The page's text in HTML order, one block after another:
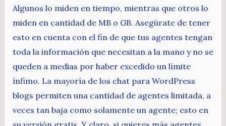
Algunos lo miden en tiempo, mientras que otros lo
miden en cantidad de MB o GB. Asegúrate de tener
esto en cuenta con el fin de que tus agentes tengan
toda la información que necesitan a la mano y no se
queden a medias por haber excedido un límite
ínfimo. La mayoría de los chat para WordPress
blogs permiten una cantidad de agentes limitada, a
veces tan baja como solamente un agente; esto en